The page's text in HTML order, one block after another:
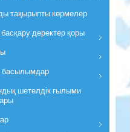
тақырыпты көрмелер
деректер қоры
шетелдік ғылыми